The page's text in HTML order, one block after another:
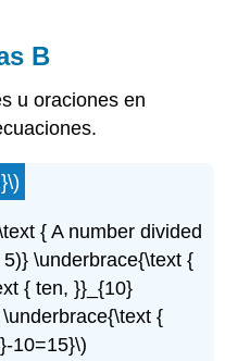
B
u oraciones en
{ A number divided
\underbrace{\text {
{ ten, }}_{10}
{
10=15}\)